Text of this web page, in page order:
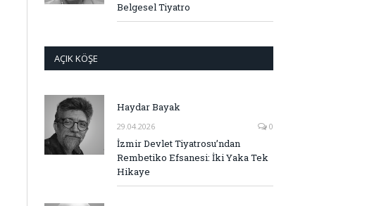
Belgesel Tiyatro
AÇIK KÖŞE
Haydar Bayak
29.04.2026 0
İzmir Devlet Tiyatrosu’ndan
Rembetiko Efsanesi: İki Yaka Tek
Hikaye